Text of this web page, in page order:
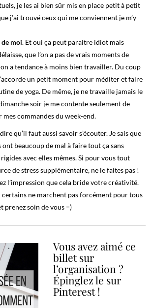
je les ai bien sûr mis en place petit à petit
j’ai trouvé ceux qui me conviennent je m’y
moi. Et oui ça peut paraitre idiot mais
que l’on a pas de vrais moments de
a tendance à moins bien travailler. Du coup
un petit moment pour méditer et faire
de yoga. De même, je ne travaille jamais le
soir je me contente seulement de
mes commandes du week-end.
qu’il faut aussi savoir s’écouter. Je sais que
beaucoup de mal à faire tout ça sans
avec elles mêmes. Si pour vous tout
de stress supplémentaire, ne le faites pas !
l’impression que cela bride votre créativité.
ne marchent pas forcément pour tous
prenez soin de vous =)
Vous avez aimé ce
billet sur
l’organisation ?
Épinglez le sur
Pinterest !